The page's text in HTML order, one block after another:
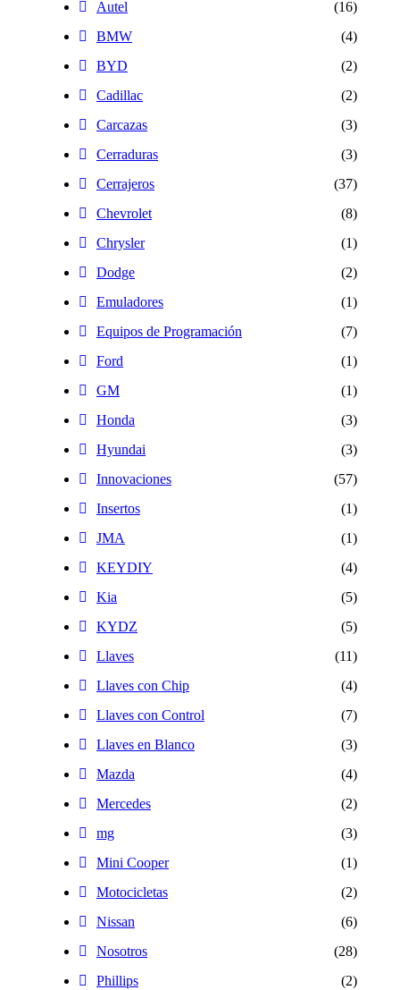
Autel
(16)
BMW
(4)
BYD
(2)
Cadillac
(2)
Carcazas
(3)
Cerraduras
(3)
Cerrajeros
(37)
Chevrolet
(8)
Chrysler
(1)
Dodge
(2)
Emuladores
(1)
Equipos de Programación
(7)
Ford
(1)
GM
(1)
Honda
(3)
Hyundai
(3)
Innovaciones
(57)
Insertos
(1)
JMA
(1)
KEYDIY
(4)
Kia
(5)
KYDZ
(5)
Llaves
(11)
Llaves con Chip
(4)
Llaves con Control
(7)
Llaves en Blanco
(3)
Mazda
(4)
Mercedes
(2)
mg
(3)
Mini Cooper
(1)
Motocicletas
(2)
Nissan
(6)
Nosotros
(28)
Phillips
(2)